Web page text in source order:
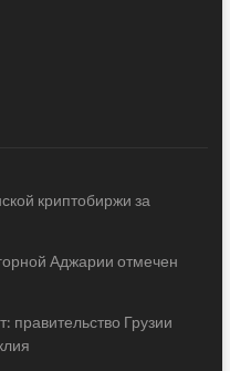
криптобиржи за
Аджарии отмечен
правительство Грузии